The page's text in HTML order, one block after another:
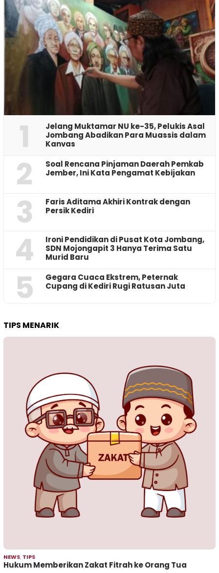
1
Jelang Muktamar NU ke-35, Pelukis Asal
Jombang Abadikan Para Muassis dalam
Kanvas
2
‎Soal Rencana Pinjaman Daerah Pemkab
Jember, Ini Kata Pengamat Kebijakan ‎
3
Faris Aditama Akhiri Kontrak dengan
Persik Kediri
4
Ironi Pendidikan di Pusat Kota Jombang,
SDN Mojongapit 3 Hanya Terima Satu
Murid Baru
5
‎Gegara Cuaca Ekstrem, Peternak
Cupang di Kediri Rugi Ratusan Juta
TIPS MENARIK
NEWS, TIPS
Hukum Memberikan Zakat Fitrah ke Orang Tua